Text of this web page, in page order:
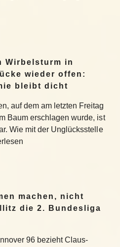
Wirbelsturm in
wieder offen:
bleibt dicht
auf dem am letzten Freitag
Baum erschlagen wurde, ist
Wie mit der Unglücksstelle
machen, nicht
die 2. Bundesliga
96 bezieht Claus-